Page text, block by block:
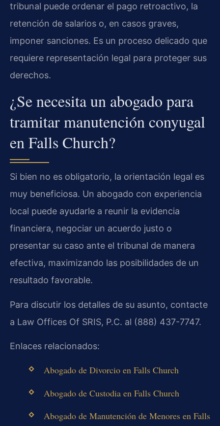
tribunal puede ordenar el pago retroactivo, la
retención de salarios o, en casos graves,
imponer sanciones. Es un proceso delicado que
requiere representación legal para proteger sus
derechos.
¿Se necesita un abogado para
tramitar manutención conyugal
en Falls Church?
Si bien no es obligatorio, la orientación legal es
muy beneficiosa. Un abogado con experiencia
local puede ayudarle a reunir la evidencia
financiera, negociar un acuerdo justo o
presentar su caso ante el tribunal de manera
efectiva, maximizando las posibilidades de un
resultado favorable.
Para discutir los detalles de su asunto, contacte
a Law Offices Of SRIS, P.C. al (888) 437-7747.
Enlaces relacionados:
Abogado de Divorcio en Falls Church
Abogado de Custodia en Falls Church
Abogado de Manutención de Menores en Falls